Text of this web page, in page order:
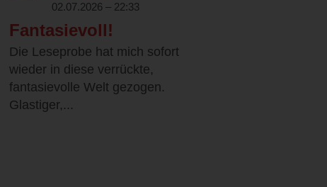
02.07.2026 – 22:33
Fantasievoll!
Die Leseprobe hat mich sofort
wieder in diese verrückte,
fantasievolle Welt gezogen.
Glastiger,...